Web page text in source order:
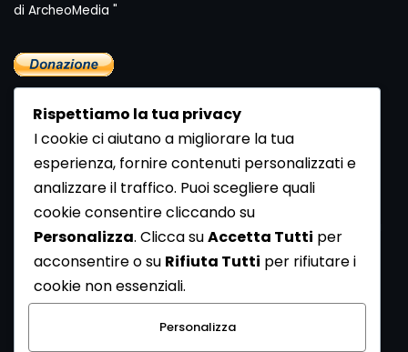
di ArcheoMedia "
Newsletter
Se vuoi ricevere la Rivista gratuita di archeologia realizzata
dalla Redazione di ArcheoMedia iscriviti alla nostra
Newsletter [Clicca Qui]
Con l'invio del messaggio l'utente dichiara di aver letto
l’informativa sulla privacy e di acconsentire al trattamento
Rispettiamo la tua privacy
I cookie ci aiutano a migliorare la tua
esperienza, fornire contenuti personalizzati e
analizzare il traffico. Puoi scegliere quali
cookie consentire cliccando su
Personalizza. Clicca suAccetta Tutti per
acconsentire o su Rifiuta Tutti per rifiutare i
cookie non essenziali.
Personalizza